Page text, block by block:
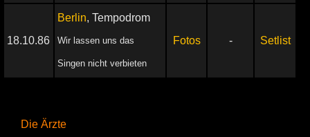
Die Ärzte
18.10.86
Berlin, Tempodrom
Wir lassen uns das
Singen nicht verbieten
Fotos - Setlist